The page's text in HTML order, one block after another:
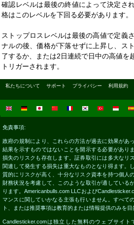
確認レベルは最後の終値によって決定さ
格はこのレベルを下回る必要があります。
ストップロスレベルは最後の高値で定義
ナルの後、価格が下落せずに上昇し、ス
了するか、または2日連続で日中の高値を
トリガーされます。
私たちについて サポート プライバシー 利用規約
免責事項:
政府の規制により、これらの方法が過去に効果があ
結果を示すものではないことを開示する必要があり
損失のリスクも存在します。証券取引には多大なリ
関連して発生する損失は重大なものとなり得ます。
質的にリスクが高く、十分なリスク資本を持つ個人
財務状況を考慮して、このような取引が適している
ります。Americanbulls.com LLCおよび
マンスに関していかなる主張も行いません。すべて
ト、または推奨事項は教育的または情報提供のみを目
Candlesticker.comは独立した無料のウェブサイト